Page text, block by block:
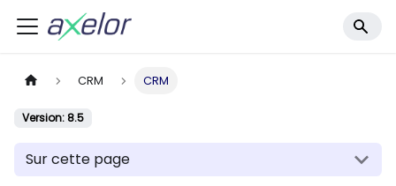
CRM CRM
Version: 8.5
Sur cette page